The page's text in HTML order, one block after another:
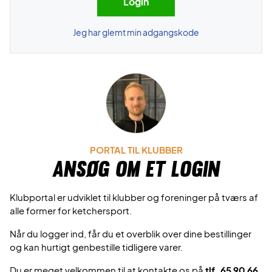
Jeg har glemt min adgangskode
PORTAL TIL KLUBBER
Ansøg om et login
Klubportal er udviklet til klubber og foreninger på tværs af
alle former for ketchersport.
Når du logger ind, får du et overblik over dine bestillinger
og kan hurtigt genbestille tidligere varer.